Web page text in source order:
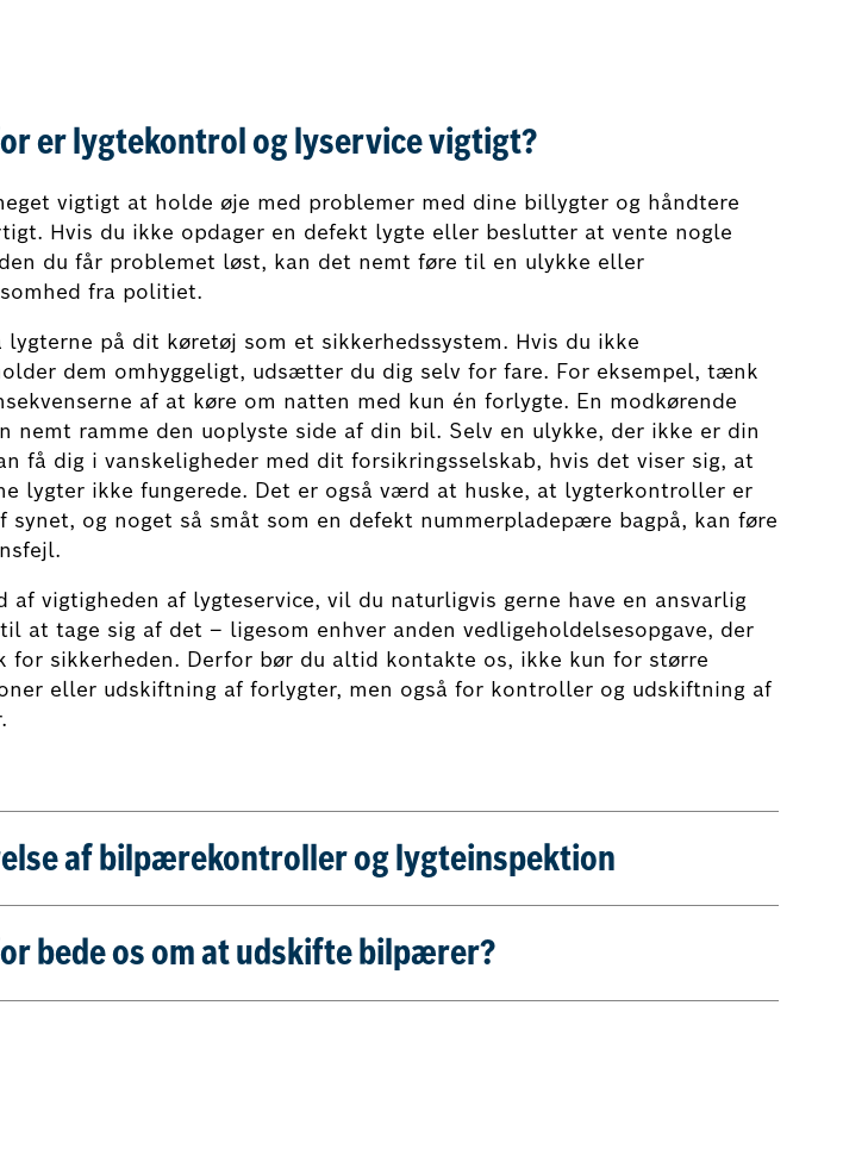
er lygtekontrol og lyservice vigtigt?
vigtigt at holde øje med problemer med dine billygter og håndtere
Hvis du ikke opdager en defekt lygte eller beslutter at vente nogle
du får problemet løst, kan det nemt føre til en ulykke eller
fra politiet.
lygterne på dit køretøj som et sikkerhedssystem. Hvis du ikke
dem omhyggeligt, udsætter du dig selv for fare. For eksempel, tænk
af at køre om natten med kun én forlygte. En modkørende
nemt ramme den uoplyste side af din bil. Selv en ulykke, der ikke er din
få dig i vanskeligheder med dit forsikringsselskab, hvis det viser sig, at
lygter ikke fungerede. Det er også værd at huske, at lygterkontroller er
synet, og noget så småt som en defekt nummerpladepære bagpå, kan føre
af vigtigheden af lygteservice, vil du naturligvis gerne have en ansvarlig
at tage sig af det – ligesom enhver anden vedligeholdelsesopgave, der
for sikkerheden. Derfor bør du altid kontakte os, ikke kun for større
eller udskiftning af forlygter, men også for kontroller og udskiftning af
af bilpærekontroller og lygteinspektion
bede os om at udskifte bilpærer?